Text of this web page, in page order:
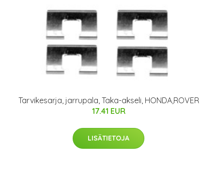
Tarvikesarja, jarrupala, Taka-akseli, HONDA,ROVER
17.41 EUR
LISÄTIETOJA